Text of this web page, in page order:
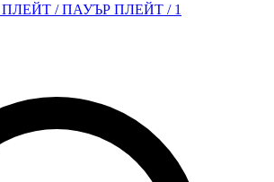
/ ПАУЪР ПЛЕЙТ / 1